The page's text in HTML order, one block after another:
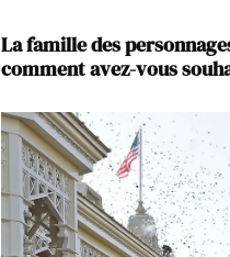
La famille des
comment avez-vous